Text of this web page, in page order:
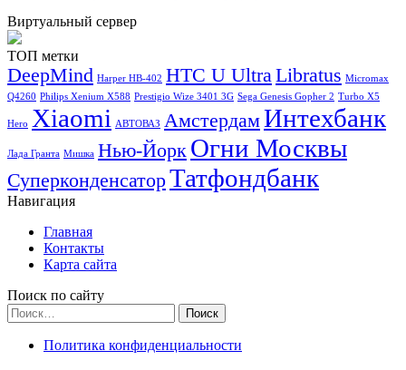
Виртуальный сервер
ТОП метки
DeepMind Harper HB-402 HTC U UltraLibratus Micromax
Q4260 Philips Xenium X588 Prestigio Wize 3401 3G Sega Genesis Gopher 2 Turbo X5
Hero Xiaomi АВТОВАЗ АмстердамИнтехбанк
Лада Гранта Мишка Нью-Йорк Огни Москвы
СуперконденсаторТатфондбанк
Навигация
Главная
Контакты
Карта сайта
Поиск по сайту
Найти:
Политика конфиденциальности